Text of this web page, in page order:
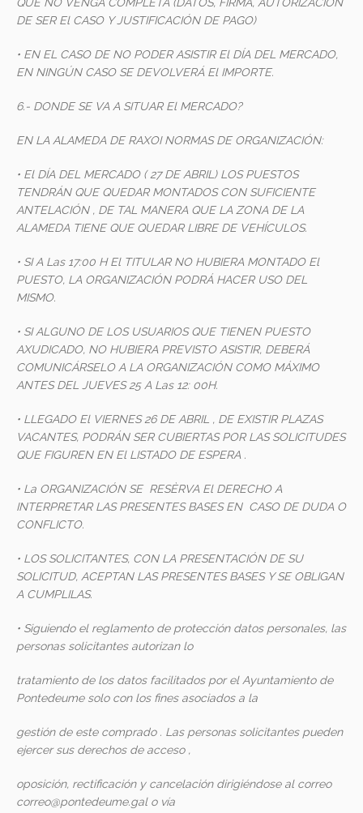
DE SER El CASO Y JUSTIFICACIÓN DE PAGO)
• EN EL CASO DE NO PODER ASISTIR El DÍA DEL MERCADO,
EN NINGÚN CASO SE DEVOLVERÁ El IMPORTE.
6.- DONDE SE VA A SITUAR El MERCADO?
EN LA ALAMEDA DE RAXOI NORMAS DE ORGANIZACIÓN:
• El DÍA DEL MERCADO ( 27 DE ABRIL) LOS PUESTOS
TENDRÁN QUE QUEDAR MONTADOS CON SUFICIENTE
ANTELACIÓN , DE TAL MANERA QUE LA ZONA DE LA
ALAMEDA TIENE QUE QUEDAR LIBRE DE VEHÍCULOS.
• SI A Las 17:00 H El TITULAR NO HUBIERA MONTADO El
PUESTO, LA ORGANIZACIÓN PODRÁ HACER USO DEL
MISMO.
• SI ALGUNO DE LOS USUARIOS QUE TIENEN PUESTO
AXUDICADO, NO HUBIERA PREVISTO ASISTIR, DEBERÁ
COMUNICÁRSELO A LA ORGANIZACIÓN COMO MÁXIMO
ANTES DEL JUEVES 25 A Las 12: 00H.
• LLEGADO El VIERNES 26 DE ABRIL , DE EXISTIR PLAZAS
VACANTES, PODRÁN SER CUBIERTAS POR LAS SOLICITUDES
QUE FIGUREN EN El LISTADO DE ESPERA .
• La ORGANIZACIÓN SE RESÈRVA El DERECHO A
INTERPRETAR LAS PRESENTES BASES EN CASO DE DUDA O
CONFLICTO.
• LOS SOLICITANTES, CON LA PRESENTACIÓN DE SU
SOLICITUD, ACEPTAN LAS PRESENTES BASES Y SE OBLIGAN
A CUMPLILAS.
• Siguiendo el reglamento de protección datos personales, las
personas solicitantes autorizan lo
tratamiento de los datos facilitados por el Ayuntamiento de
Pontedeume solo con los fines asociados a la
gestión de este comprado . Las personas solicitantes pueden
ejercer sus derechos de acceso ,
oposición, rectificación y cancelación dirigiéndose al correo
correo@pontedeume.gal o vía